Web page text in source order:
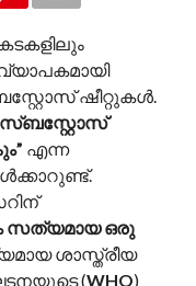
ഷീറ്റുകൾ.
എന്ന
സത്യമായ ഒരു
ശാസ്ത്രീയ
(WHO)